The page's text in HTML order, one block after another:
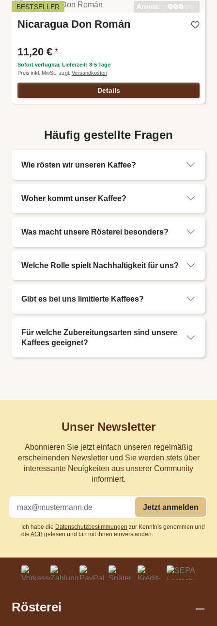
BESTSELLER
Aroma:
Harmoni
Nicaragua Don Román
11,20 € *
Sofort verfügbar, Lieferzeit: 3-5 Tage
Preis inkl. MwSt., zzgl. Versandkosten
Details
Häufig gestellte Fragen
Wie rösten wir unseren Kaffee?
Woher kommt unser Kaffee?
Was macht unsere Rösterei besonders?
Welche Rolle spielt Nachhaltigkeit für uns?
Gibt es bei uns limitierte Kaffees?
Für welche Zubereitungsarten sind unsere
Kaffees geeignet?
Unser Newsletter
Abonnieren Sie jetzt einfach unseren regelmäßig
erscheinenden Newsletter und Sie werden stets über
interessante Neuigkeiten aus unserer Community
informiert.
Jetzt anmelden
Ich habe die Datenschutzbestimmungen zur Kenntnis genommen und
die AGB gelesen und bin mit ihnen einverstanden.
Rösterei